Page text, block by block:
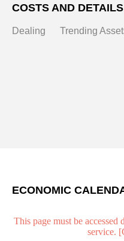
COSTS AND
Dealing Trending
ECONOMIC